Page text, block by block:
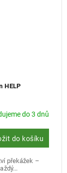
HELP
do 3 dnů
do košíku
překážek –